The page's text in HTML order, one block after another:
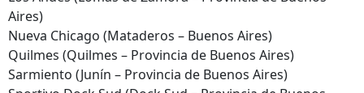
Aires)
Nueva Chicago (Mataderos – Buenos Aires)
Quilmes (Quilmes – Provincia de Buenos Aires)
Sarmiento (Junín – Provincia de Buenos Aires)